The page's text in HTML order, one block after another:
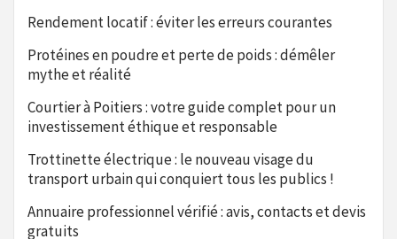
Rendement locatif : éviter les erreurs courantes
Protéines en poudre et perte de poids : démêler
mythe et réalité
Courtier à Poitiers : votre guide complet pour un
investissement éthique et responsable
Trottinette électrique : le nouveau visage du
transport urbain qui conquiert tous les publics !
Annuaire professionnel vérifié : avis, contacts et devis
gratuits